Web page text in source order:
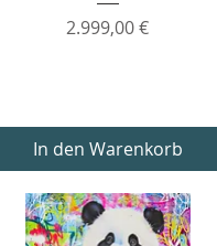
Preis
2.999,00 €
In den Warenkorb